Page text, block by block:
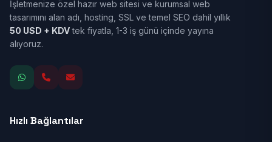
İşletmenize özel hazır web sitesi ve kurumsal web
tasarımını alan adı, hosting, SSL ve temel SEO dahil yıllık
50 USD + KDVtek fiyatla, 1-3 iş günü içinde yayına
alıyoruz.
Hızlı Bağlantılar